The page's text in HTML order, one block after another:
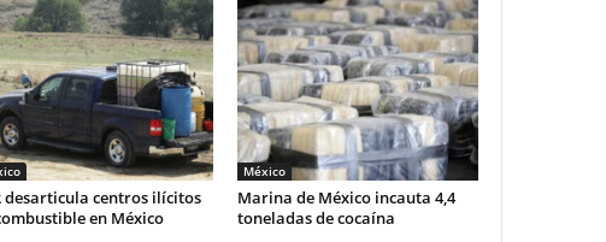
desarticula centros ilícitos
en México
México
Marina de México incauta 4,4
toneladas de cocaína